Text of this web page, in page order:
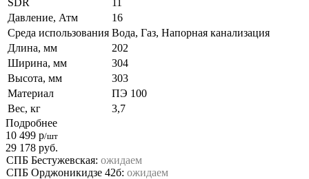
Давление, Атм
16
Среда использования Вода, Газ, Напорная канализация
Длина, мм
202
Ширина, мм
304
Высота, мм
303
Материал
ПЭ 100
Вес, кг
3,7
Подробнее
10 499 р/шт
29 178 руб.
СПБ Бестужевская: ожидаем
СПБ Орджоникидзе 42б: ожидаем